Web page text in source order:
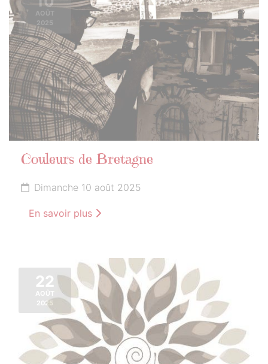
AOÛT
2025
Couleurs de Bretagne
Dimanche 10 août 2025
En savoir plus
22
AOÛT
2025